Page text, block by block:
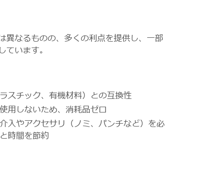
異なるものの、多くの利点を提供し、一部
ています。
スチック、有機材料）との互換性
用しないため、消耗品ゼロ
入やアクセサリ（ノミ、パンチなど）を必
時間を節約